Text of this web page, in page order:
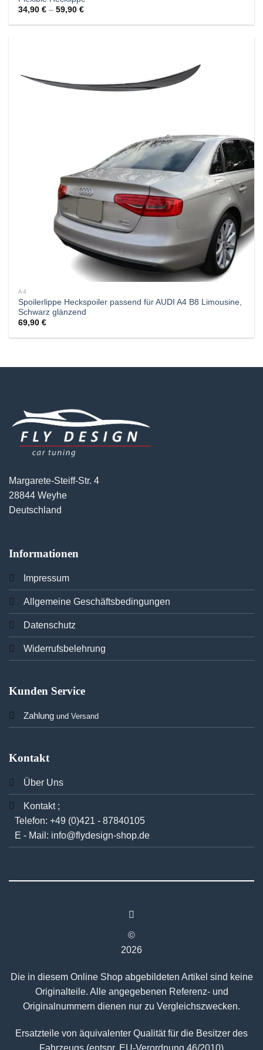
34,90€ –59,90€
A4
Spoilerlippe Heckspoiler passend für AUDI A4 B8 Limousine,
Schwarz glänzend
69,90€
Margarete-Steiff-Str. 4
28844 Weyhe
Deutschland
Informationen
Impressum
Allgemeine Geschäftsbedingungen
Datenschutz
Widerrufsbelehrung
Kunden Service
Zahlungund Versand
Kontakt
Über Uns
Kontakt ;
Telefon: +49 (0)421 - 87840105
E - Mail: info@flydesign-shop.de
©
2026
Die in diesem Online Shop abgebildeten Artikel sind keine
Originalteile. Alle angegebenen Referenz- und
Originalnummern dienen nur zu Vergleichszwecken.
Ersatzteile von äquivalenter Qualität für die Besitzer des
Fahrzeugs (entspr. EU-Verordnung 46/2010)